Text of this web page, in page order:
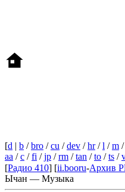
[d | b /bro /cu /dev /hr/l /m /
aa /c /fi /jp /rm /tan /to /ts /
[Радио 410] [ii.booru-Архив
Ычан — Музыка